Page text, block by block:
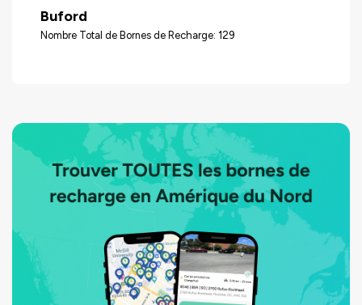
Buford
Nombre Total de Bornes de Recharge: 129